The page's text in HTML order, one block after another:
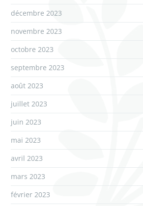
décembre 2023
novembre 2023
octobre 2023
septembre 2023
août 2023
juillet 2023
juin 2023
mai 2023
avril 2023
mars 2023
février 2023